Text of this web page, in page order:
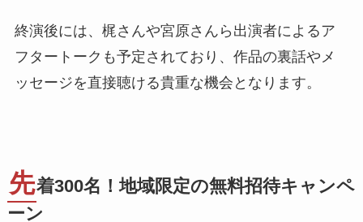
終演後には、梶さんや宮原さんら出演者によるア
フタートークも予定されており、作品の裏話やメ
ッセージを直接聴ける貴重な機会となります。
先着300名！地域限定の無料招待キャンペ
ーン